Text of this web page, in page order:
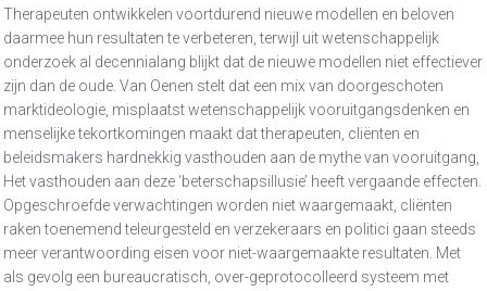
Therapeuten ontwikkelen voortdurend nieuwe modellen en beloven
daarmee hun resultaten te verbeteren, terwijl uit wetenschappelijk
onderzoek al decennialang blijkt dat de nieuwe modellen niet effectiever
zijn dan de oude. Van Oenen stelt dat een mix van doorgeschoten
marktideologie, misplaatst wetenschappelijk vooruitgangsdenken en
menselijke tekortkomingen maakt dat therapeuten, cliënten en
beleidsmakers hardnekkig vasthouden aan de mythe van vooruitgang,
Het vasthouden aan deze ‘beterschapsillusie’ heeft vergaande effecten.
Opgeschroefde verwachtingen worden niet waargemaakt, cliënten
raken toenemend teleurgesteld en verzekeraars en politici gaan steeds
meer verantwoording eisen voor niet-waargemaakte resultaten. Met
als gevolg een bureaucratisch, over-geprotocolleerd systeem met